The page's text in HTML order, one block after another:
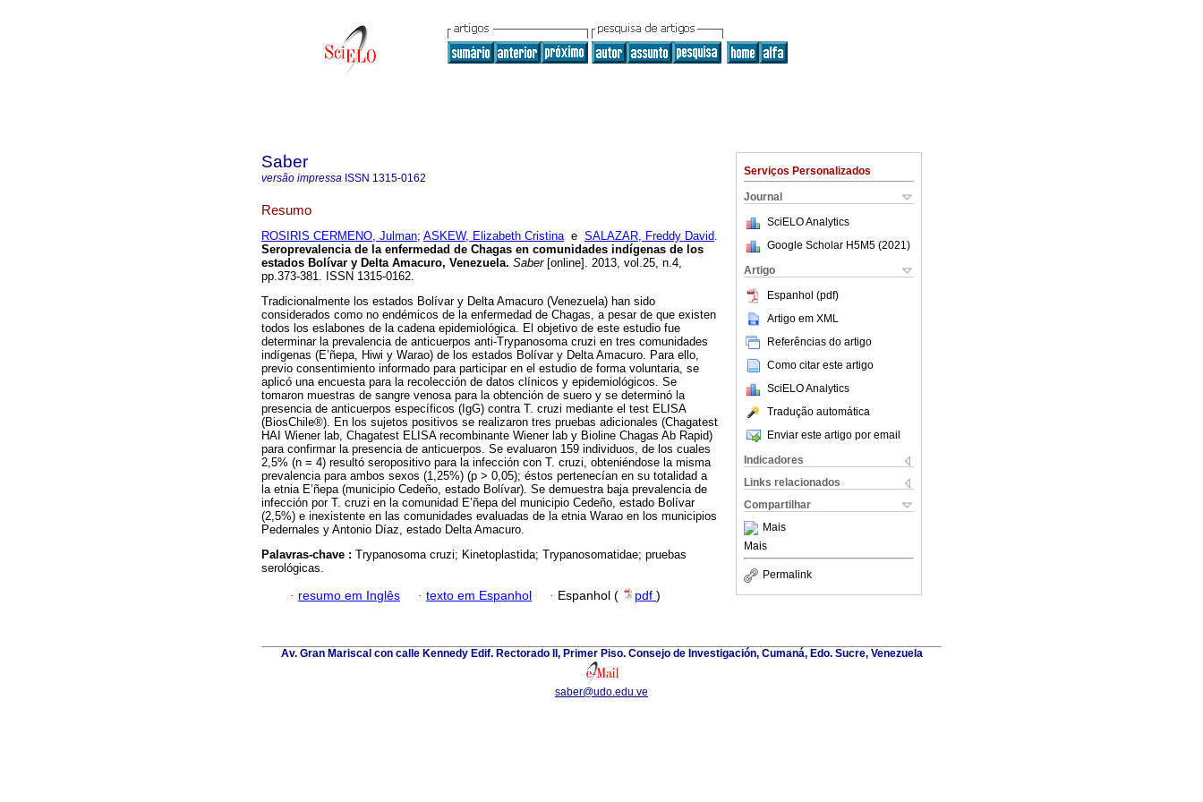
Serviços Personalizados
Journal
SciELO Analytics
Google Scholar H5M5 (2021 )
Artigo
Espanhol (pdf)
Artigo em XML
Referências do artigo
Como citar este artigo
SciELO Analytics
Tradução automática
Enviar este artigo por email
Indicadores
Links relacionados
Compartilhar
Mais
Mais
Permalink
Saber
versão impressa ISSN 1315-0162
Resumo
ROSIRIS CERMENO, Julman; ASKEW, Elizabeth Cristinae SALAZAR, Freddy David.
Seroprevalencia de la enfermedad de Chagas en comunidades indígenas de los
estados Bolívar y Delta Amacuro, Venezuela. Saber[online]. 2013, vol.25, n.4,
pp.373-381. ISSN 1315-0162.
Tradicionalmente los estados Bolívar y Delta Amacuro (Venezuela) han sido
considerados como no endémicos de la enfermedad de Chagas, a pesar de que existen
todos los eslabones de la cadena epidemiológica. El objetivo de este estudio fue
determinar la prevalencia de anticuerpos anti-Trypanosoma cruzi en tres comunidades
indígenas (E’ñepa, Hiwi y Warao) de los estados Bolívar y Delta Amacuro. Para ello,
previo consentimiento informado para participar en el estudio de forma voluntaria, se
aplicó una encuesta para la recolección de datos clínicos y epidemiológicos. Se
tomaron muestras de sangre venosa para la obtención de suero y se determinó la
presencia de anticuerpos específicos (IgG) contra T. cruzi mediante el test ELISA
(BiosChile®). En los sujetos positivos se realizaron tres pruebas adicionales (Chagatest
HAI Wiener lab, Chagatest ELISA recombinante Wiener lab y Bioline Chagas Ab Rapid)
para confirmar la presencia de anticuerpos. Se evaluaron 159 individuos, de los cuales
2,5% (n = 4) resultó seropositivo para la infección con T. cruzi, obteniéndose la misma
prevalencia para ambos sexos (1,25%) (p > 0,05); éstos pertenecían en su totalidad a
la etnia E’ñepa (municipio Cedeño, estado Bolívar). Se demuestra baja prevalencia de
infección por T. cruzi en la comunidad E’ñepa del municipio Cedeño, estado Bolívar
(2,5%) e inexistente en las comunidades evaluadas de la etnia Warao en los municipios
Pedernales y Antonio Díaz, estado Delta Amacuro.
Palavras-chave : Trypanosoma cruzi; Kinetoplastida; Trypanosomatidae; pruebas
serológicas.
· resumo em Inglês · texto em Espanhol · Espanhol ( pdf )
Av. Gran Mariscal con calle Kennedy Edif. Rectorado II, Primer Piso. Consejo de Investigación, Cumaná, Edo. Sucre, Venezuela
saber@udo.edu.ve